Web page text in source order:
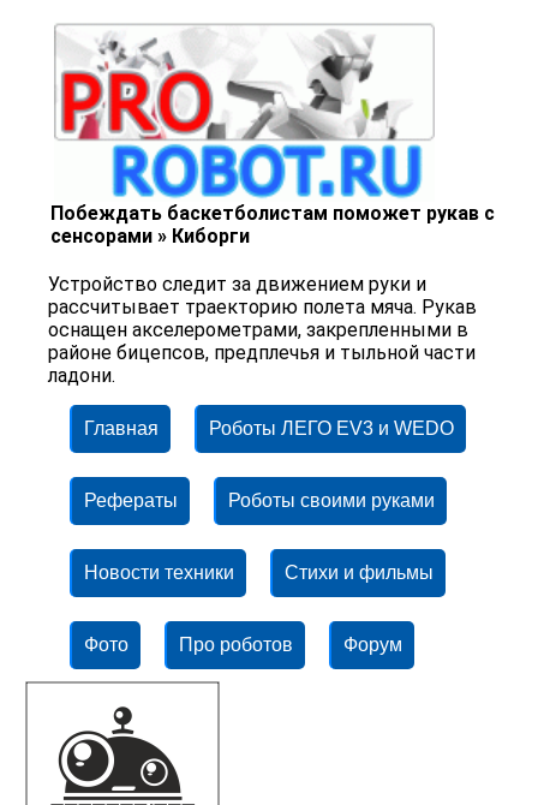
Побеждать баскетболистам поможет рукав с
сенсорами » Киборги
Устройство следит за движением руки и
рассчитывает траекторию полета мяча. Рукав
оснащен акселерометрами, закрепленными в
районе бицепсов, предплечья и тыльной части
ладони.
Главная Роботы ЛЕГО EV3 и WEDO
Рефераты Роботы своими руками
Новости техники Стихи и фильмы
Фото Про роботов Форум